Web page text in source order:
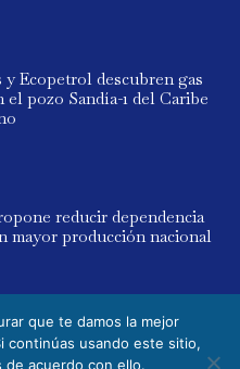
y Ecopetrol descubren gas
el pozo Sandía-1 del Caribe
reducir dependencia
mayor producción nacional
que te damos la mejor
continúas usando este sitio,
de acuerdo con ello.